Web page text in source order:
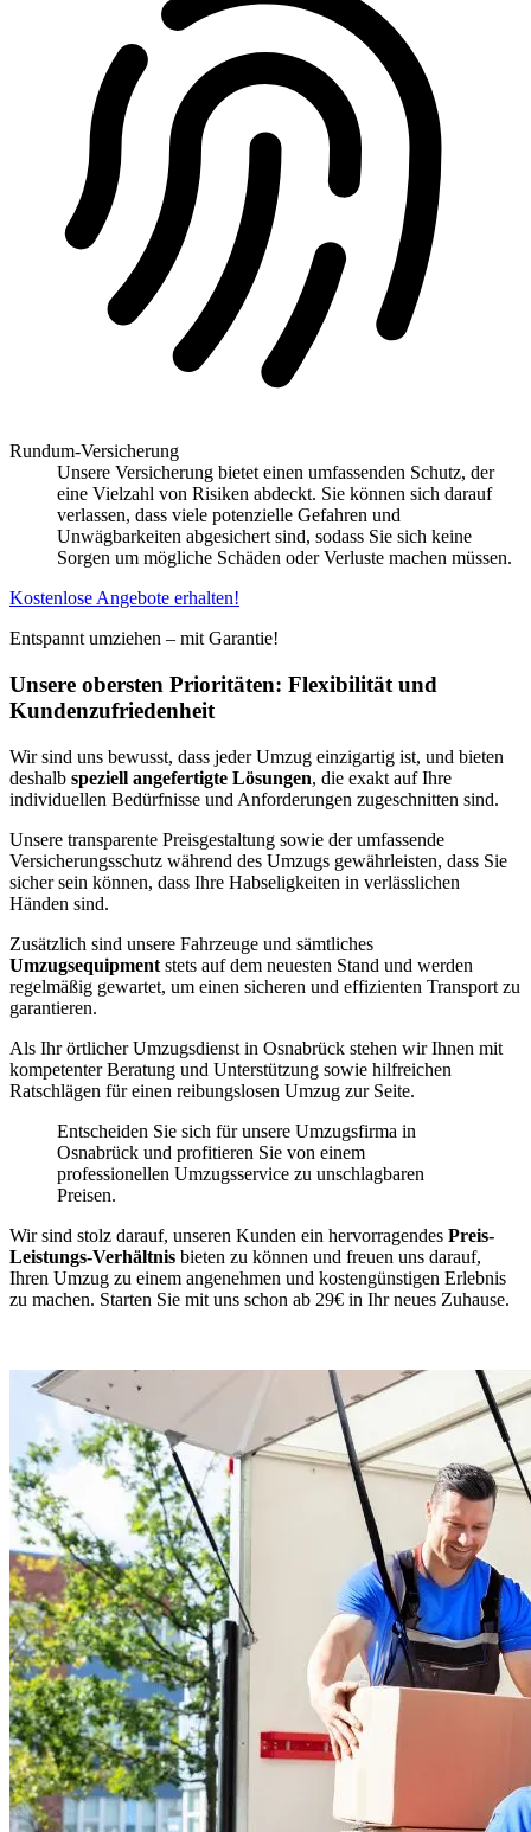
Rundum-Versicherung
Unsere Versicherung bietet einen umfassenden Schutz, der
eine Vielzahl von Risiken abdeckt. Sie können sich darauf
verlassen, dass viele potenzielle Gefahren und
Unwägbarkeiten abgesichert sind, sodass Sie sich keine
Sorgen um mögliche Schäden oder Verluste machen müssen.
Kostenlose Angebote erhalten!
Entspannt umziehen – mit Garantie!
Unsere obersten Prioritäten: Flexibilität und
Kundenzufriedenheit
Wir sind uns bewusst, dass jeder Umzug einzigartig ist, und bieten
deshalb speziell angefertigte Lösungen, die exakt auf Ihre
individuellen Bedürfnisse und Anforderungen zugeschnitten sind.
Unsere transparente Preisgestaltung sowie der umfassende
Versicherungsschutz während des Umzugs gewährleisten, dass Sie
sicher sein können, dass Ihre Habseligkeiten in verlässlichen
Händen sind.
Zusätzlich sind unsere Fahrzeuge und sämtliches
Umzugsequipment stets auf dem neuesten Stand und werden
regelmäßig gewartet, um einen sicheren und effizienten Transport zu
garantieren.
Als Ihr örtlicher Umzugsdienst in Osnabrück stehen wir Ihnen mit
kompetenter Beratung und Unterstützung sowie hilfreichen
Ratschlägen für einen reibungslosen Umzug zur Seite.
Entscheiden Sie sich für unsere Umzugsfirma in
Osnabrück und profitieren Sie von einem
professionellen Umzugsservice zu unschlagbaren
Preisen.
Wir sind stolz darauf, unseren Kunden ein hervorragendes Preis-
Leistungs-Verhältnis bieten zu können und freuen uns darauf,
Ihren Umzug zu einem angenehmen und kostengünstigen Erlebnis
zu machen. Starten Sie mit uns schon ab 29€ in Ihr neues Zuhause.